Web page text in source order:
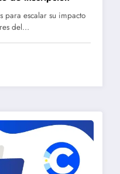
para escalar su impacto
del…